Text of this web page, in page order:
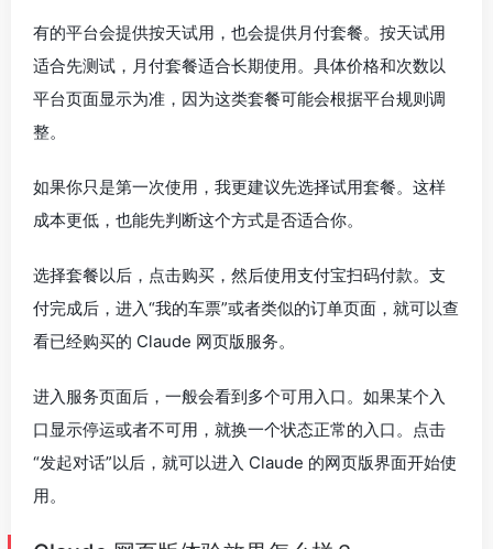
有的平台会提供按天试用，也会提供月付套餐。按天试用
适合先测试，月付套餐适合长期使用。具体价格和次数以
平台页面显示为准，因为这类套餐可能会根据平台规则调
整。
如果你只是第一次使用，我更建议先选择试用套餐。这样
成本更低，也能先判断这个方式是否适合你。
选择套餐以后，点击购买，然后使用支付宝扫码付款。支
付完成后，进入“我的车票”或者类似的订单页面，就可以查
看已经购买的 Claude 网页版服务。
进入服务页面后，一般会看到多个可用入口。如果某个入
口显示停运或者不可用，就换一个状态正常的入口。点击
“发起对话”以后，就可以进入 Claude 的网页版界面开始使
用。